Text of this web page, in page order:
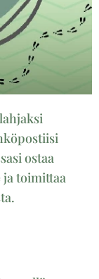
ostaa
ja toimittaa